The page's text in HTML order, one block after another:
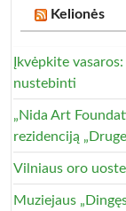
Kelionės
Įkvėpkite
nustebinti
„Nida Art
rezidenciją
Vilniaus oro
Muziejaus